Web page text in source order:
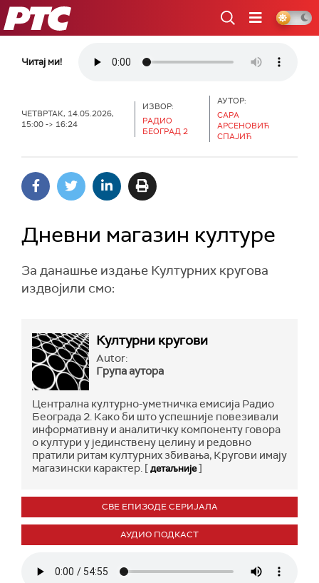
РТС
Читај ми!
ЧЕТВРТАК, 14.05.2026,
15:00 -> 16:24
ИЗВОР:
РАДИО
БЕОГРАД 2
АУТОР:
САРА
АРСЕНОВИЋ
СПАЈИЋ
Дневни магазин културе
За данашње издање Културних кругова
издвојили смо:
Културни кругови
Autor:
Група аутора
Централна културно-уметничка емисија Радио
Београда 2. Како би што успешније повезивали
информативну и аналитичку компоненту говора
о култури у јединствену целину и редовно
пратили ритам културних збивања, Кругови имају
магазински карактер. [детаљније]
СВЕ ЕПИЗОДЕ СЕРИЈАЛА
АУДИО ПОДКАСТ